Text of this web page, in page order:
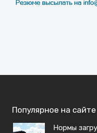
Популярное на сайте
Нормы